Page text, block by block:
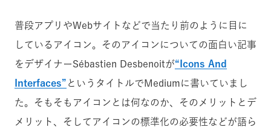
普段アプリやWebサイトなどで当たり前のように目に
しているアイコン。そのアイコンについての面白い記事
をデザイナーSébastien Desbenoitが“Icons And
Interfaces” というタイトルでMediumに書いていまし
た。そもそもアイコンとは何なのか、そのメリットとデ
メリット、そしてアイコンの標準化の必要性などが語ら